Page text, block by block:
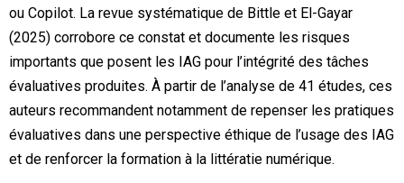
ou Copilot. La revue systématique de Bittle et El-Gayar
(2025) corrobore ce constat et documente les risques
importants que posent les IAG pour l’intégrité des tâches
évaluatives produites. À partir de l’analyse de 41 études, ces
auteurs recommandent notamment de repenser les pratiques
évaluatives dans une perspective éthique de l’usage des IAG
et de renforcer la formation à la littératie numérique.